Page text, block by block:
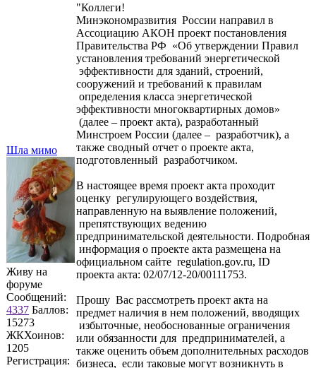
Шла мимо
Живу на
форуме
Сообщений:
4337 Баллов:
15273
ЖКХоинов:
1205
Регистрация:
"Коллеги!
Минэкономразвития России направил в
Ассоциацию АКОН проект постановления
Правительства РФ «Об утверждении Правил
установления требований энергетической
эффективности для зданий, строений,
сооружений и требований к правилам
определения класса энергетической
эффективности многоквартирных домов»
(далее – проект акта), разработанный
Минстроем России (далее – разработчик), а
также сводный отчет о проекте акта,
подготовленный разработчиком.
В настоящее время проект акта проходит
оценку регулирующего воздействия,
направленную на выявление положений,
препятствующих ведению
предпринимательской деятельности. Подробная
информация о проекте акта размещена на
официальном сайте regulation.gov.ru, ID
проекта акта: 02/07/12-20/00111753.
Прошу Вас рассмотреть проект акта на
предмет наличия в нем положений, вводящих
избыточные, необоснованные ограничения
или обязанности для предпринимателей, а
также оценить объем дополнительных расходов
бизнеса, если таковые могут возникнуть в